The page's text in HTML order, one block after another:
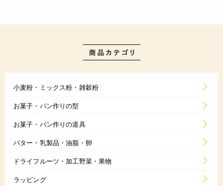
小麦粉・ミックス粉・雑穀粉
お菓子・パン作りの型
お菓子・パン作りの道具
バター・乳製品・油脂・卵
ドライフルーツ・加工野菜・果物
ラッピング